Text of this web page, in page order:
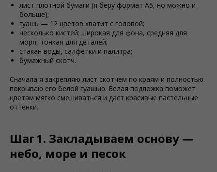
лист плотной бумаги (я беру формат A5, но можно и
больше);
гуашь — 12 цветов хватит с головой;
несколько кистей: широкая для фона, средняя для
моря, тонкая для деталей;
стакан воды, салфетки и палитра;
бумажный скотч.
Сначала я закрепляю лист скотчем по краям и полностью
покрываю его белой гуашью. Белая подложка поможет
цветам мягко смешиваться и даст красивые пастельные
оттенки.
Шаг 1. Закладываем основу —
небо, море и песок